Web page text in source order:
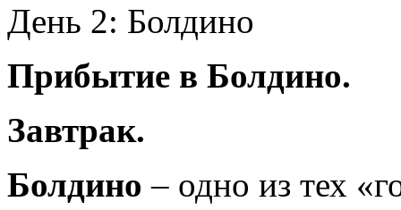
День 2: Болдино
Прибытие в Болдино.
Завтрак.
Болдино – одно из тех